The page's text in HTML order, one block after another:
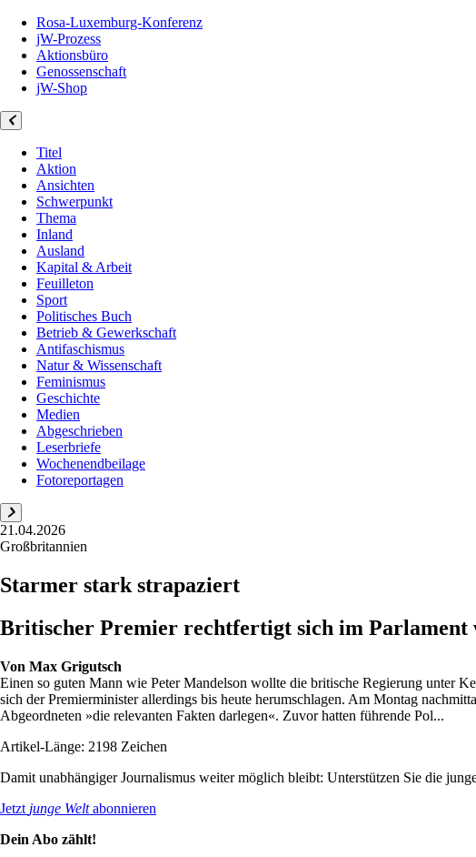
Rosa-Luxemburg-Konferenz
jW-Prozess
Aktionsbüro
Genossenschaft
jW-Shop
Titel
Aktion
Ansichten
Schwerpunkt
Thema
Inland
Ausland
Kapital & Arbeit
Feuilleton
Sport
Politisches Buch
Betrieb & Gewerkschaft
Antifaschismus
Natur & Wissenschaft
Feminismus
Geschichte
Medien
Abgeschrieben
Leserbriefe
Wochenendbeilage
Fotoreportagen
21.04.2026
Großbritannien
Starmer stark strapaziert
Britischer Premier rechtfertigt sich im Parlament
Von Max Grigutsch
Einen so guten Mann wie Peter Mandelson wollte die britische Regierung unter
sich der Premierminister allerdings bis heute herumschlagen. Am Montag
Abgeordneten »die relevanten Fakten darlegen«. Zuvor hatten führende Pol...
Artikel-Länge: 2198 Zeichen
Damit unabhängiger Journalismus weiter möglich bleibt: Unterstützen Sie die
Jetzt junge Weltabonnieren
Dein Abo zählt!